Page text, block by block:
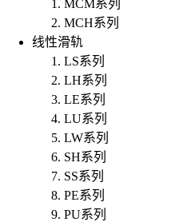
MCM系列
MCH系列
线性滑轨
LS系列
LH系列
LE系列
LU系列
LW系列
SH系列
SS系列
PE系列
PU系列